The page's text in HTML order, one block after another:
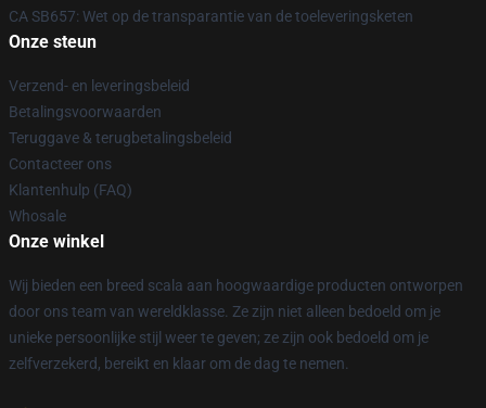
CA SB657: Wet op de transparantie van de toeleveringsketen
Onze steun
Verzend- en leveringsbeleid
Betalingsvoorwaarden
Teruggave & terugbetalingsbeleid
Contacteer ons
Klantenhulp (FAQ)
Whosale
Onze winkel
Wij bieden een breed scala aan hoogwaardige producten ontworpen
door ons team van wereldklasse. Ze zijn niet alleen bedoeld om je
unieke persoonlijke stijl weer te geven; ze zijn ook bedoeld om je
zelfverzekerd, bereikt en klaar om de dag te nemen.